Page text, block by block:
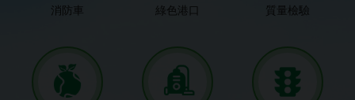
消防車 綠色港口 質量檢驗